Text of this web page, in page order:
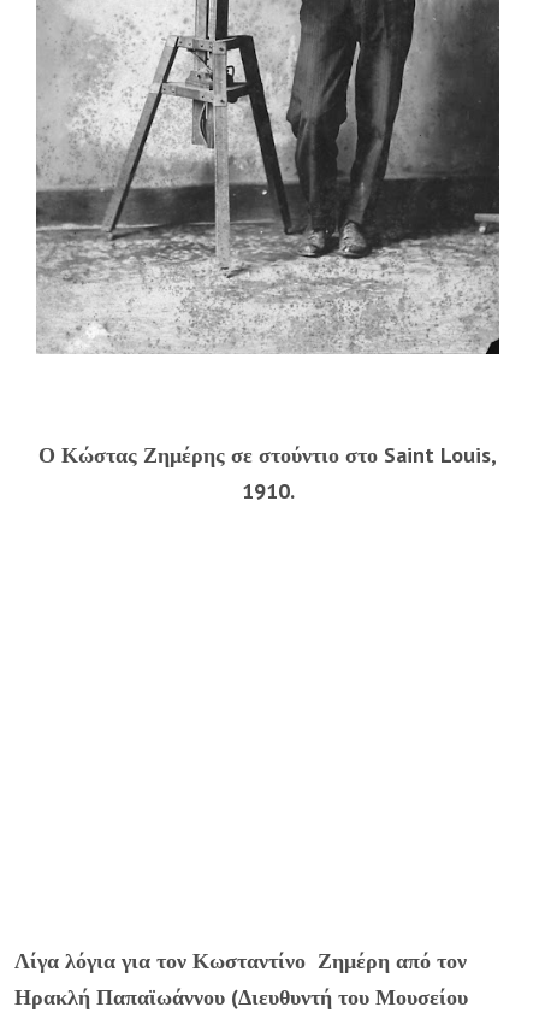
Ο Κώστας Ζημέρης σε στούντιο στο Saint Louis,
1910.
Λίγα λόγια για τον Κωσταντίνο Ζημέρη από τον
Ηρακλή Παπαϊωάννου (Διευθυντή του Μουσείου